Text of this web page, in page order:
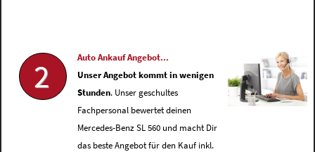
2
Auto Ankauf Angebot...
Unser Angebot kommt in wenigen
Stunden. Unser geschultes
Fachpersonal bewertet deinen
Mercedes-Benz SL 560 und macht Dir
das beste Angebot für den Kauf inkl.